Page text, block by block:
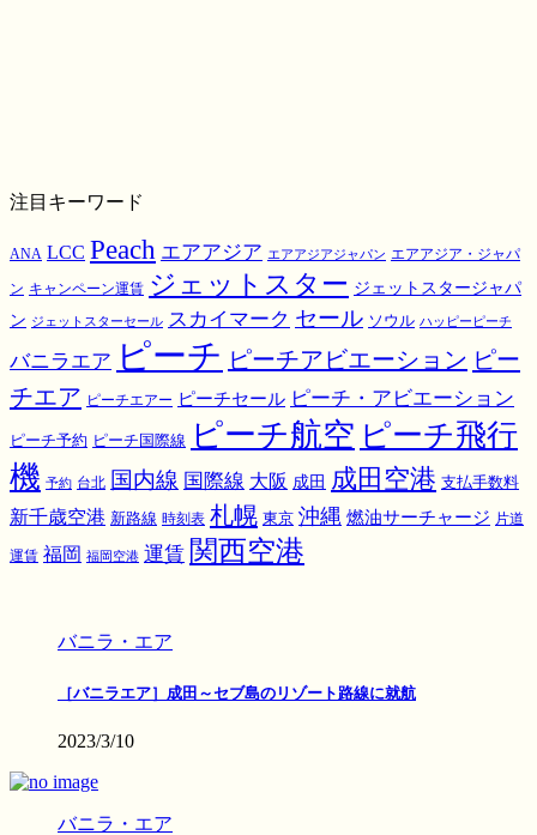
注目キーワード
ANA LCC Peach エアアジア エアアジアジャパン エアアジア・ジャパ
ン キャンペーン運賃 ジェットスター ジェットスタージャパ
ン ジェットスターセール スカイマーク セール ソウル ハッピーピーチ
バニラエア ピーチ ピーチアビエーション ピー
チエア ピーチエアー ピーチセール ピーチ・アビエーション
ピーチ予約 ピーチ国際線 ピーチ航空 ピーチ飛行
機 予約 台北 国内線 国際線 大阪 成田 成田空港 支払手数料
新千歳空港 新路線 時刻表 札幌 東京 沖縄 燃油サーチャージ 片道
運賃 福岡 福岡空港 運賃 関西空港
バニラ・エア
［バニラエア］成田～セブ島のリゾート路線に就航
2023/3/10
バニラ・エア